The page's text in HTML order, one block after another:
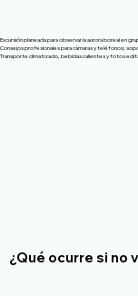
Excursión planeada para observar la aurora boreal en
Consejos profesionales para cámaras y teléfonos;
Transporte climatizado, bebidas calientes y fotos
¿Qué ocurre si no